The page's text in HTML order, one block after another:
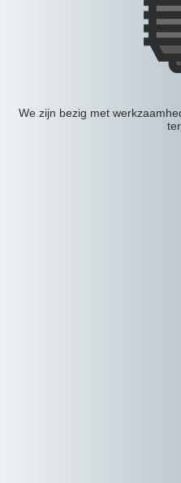
We zijn bezig met